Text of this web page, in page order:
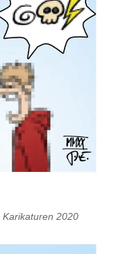
Karikaturen 2020